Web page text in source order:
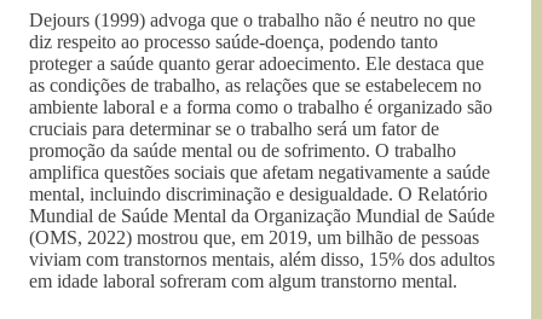
Dejours (1999) advoga que o trabalho não é neutro no que
diz respeito ao processo saúde-doença, podendo tanto
proteger a saúde quanto gerar adoecimento. Ele destaca que
as condições de trabalho, as relações que se estabelecem no
ambiente laboral e a forma como o trabalho é organizado são
cruciais para determinar se o trabalho será um fator de
promoção da saúde mental ou de sofrimento. O trabalho
amplifica questões sociais que afetam negativamente a saúde
mental, incluindo discriminação e desigualdade. O Relatório
Mundial de Saúde Mental da Organização Mundial de Saúde
(OMS, 2022) mostrou que, em 2019, um bilhão de pessoas
viviam com transtornos mentais, além disso, 15% dos adultos
em idade laboral sofreram com algum transtorno mental.